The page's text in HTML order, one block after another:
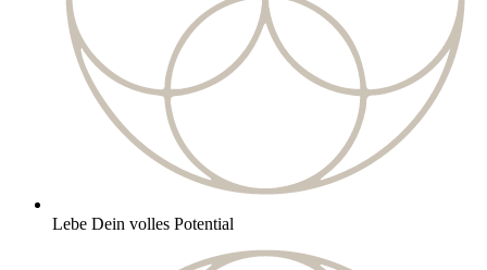
Lebe Dein volles Potential